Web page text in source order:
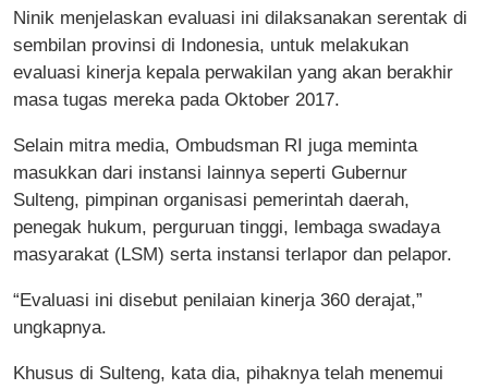
Ninik menjelaskan evaluasi ini dilaksanakan serentak di
sembilan provinsi di Indonesia, untuk melakukan
evaluasi kinerja kepala perwakilan yang akan berakhir
masa tugas mereka pada Oktober 2017.
Selain mitra media, Ombudsman RI juga meminta
masukkan dari instansi lainnya seperti Gubernur
Sulteng, pimpinan organisasi pemerintah daerah,
penegak hukum, perguruan tinggi, lembaga swadaya
masyarakat (LSM) serta instansi terlapor dan pelapor.
“Evaluasi ini disebut penilaian kinerja 360 derajat,”
ungkapnya.
Khusus di Sulteng, kata dia, pihaknya telah menemui